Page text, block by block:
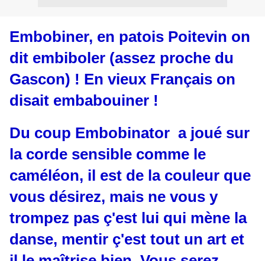
Embobiner, en patois Poitevin on
dit embiboler (assez proche du
Gascon) ! En vieux Français on
disait embabouiner !
Du coup Embobinator a joué sur
la corde sensible comme le
caméléon, il est de la couleur que
vous désirez, mais ne vous y
trompez pas ç'est lui qui mène la
danse, mentir ç'est tout un art et